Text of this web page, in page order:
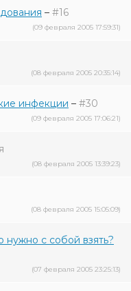
– #16
(09 февраля 2005 17:59:31)
(08 февраля 2005 20:35:14)
инфекции – #30
(09 февраля 2005 17:06:21)
(08 февраля 2005 13:39:23)
(08 февраля 2005 15:05:09)
нужно с собой взять?
(07 февраля 2005 23:25:13)